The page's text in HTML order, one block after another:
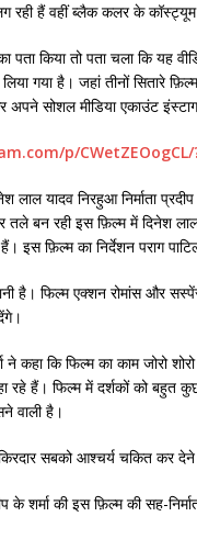
रही हैं वहीं ब्लैक कलर के
पता किया तो पता चला कि यह
गया है। जहां तीनों सितारे
अपने सोशल मीडिया एकाउंट
p/
लाल यादव निरहुआ निर्माता
तले बन रही इस फ़िल्म में दिनेश
इस फ़िल्म का निर्देशन पराग
है। फिल्म एक्शन रोमांस और
ने कहा कि फिल्म का काम जोरो
रहे हैं। फिल्म में दर्शकों को
वाली है।
सबको आश्चर्य चकित कर देने
के शर्मा की इस फ़िल्म की सह-